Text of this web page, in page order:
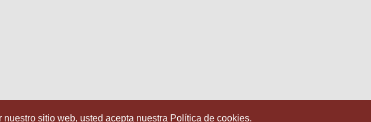
sitio web, usted acepta nuestra Política de cookies.